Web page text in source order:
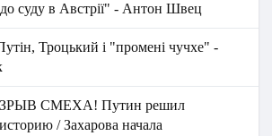
до суду в Австрії" - Антон Швец
Троцький і "промені чучхе" -
СМЕХА! Путин решил
/ Захарова начала